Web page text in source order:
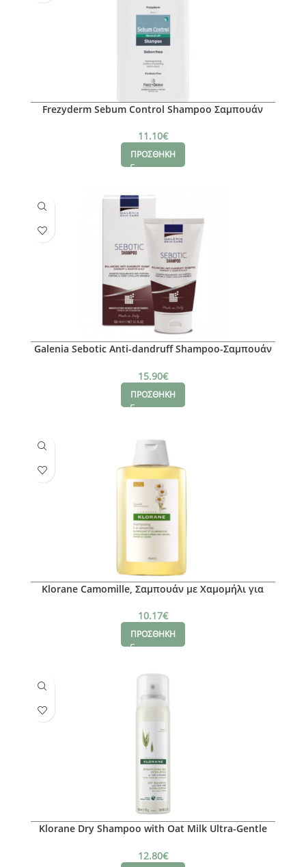
Frezyderm Sebum Control Shampoo Σαμπουάν
Λιπαρότητας, 200ml
11.10€
ΠΡΟΣΘΗΚΗ
Galenia Sebotic Anti-dandruff Shampoo-Σαμπουάν
15.90€
ΠΡΟΣΘΗΚΗ
Klorane Camomille, Σαμπουάν με Χαμομήλι για
10.17€
ΠΡΟΣΘΗΚΗ
Klorane Dry Shampoo with Oat Milk Ultra-Gentle
Καστανά-Σκούρα Μαλλιά, 150ml
12.80€